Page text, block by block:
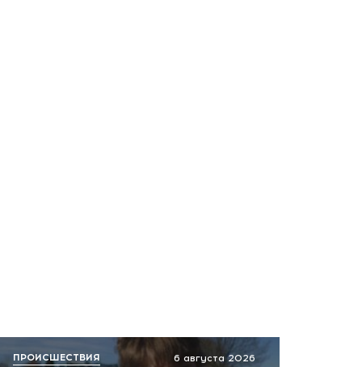
6 августа 2026
ПРОИСШЕСТВИЯ